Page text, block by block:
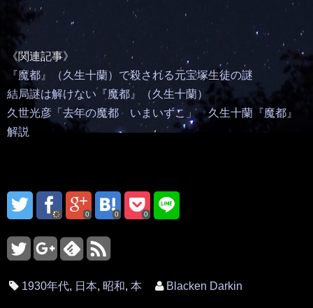
《関連記事》
『魔都』（久生十蘭）で殺される元宝塚生徒の謎
結局謎は解けない『魔都』（久生十蘭）
久世光彦「去年の魔都 いまいずこ」 久生十蘭『魔都』
解説
0 0 0
1930年代, 日本, 昭和, 本 Blacken Darkin